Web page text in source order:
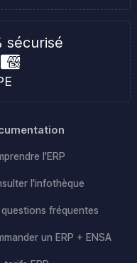
sécurisé
l'ERP
l'infothèque
questions fréquentes
un ERP + ENSA